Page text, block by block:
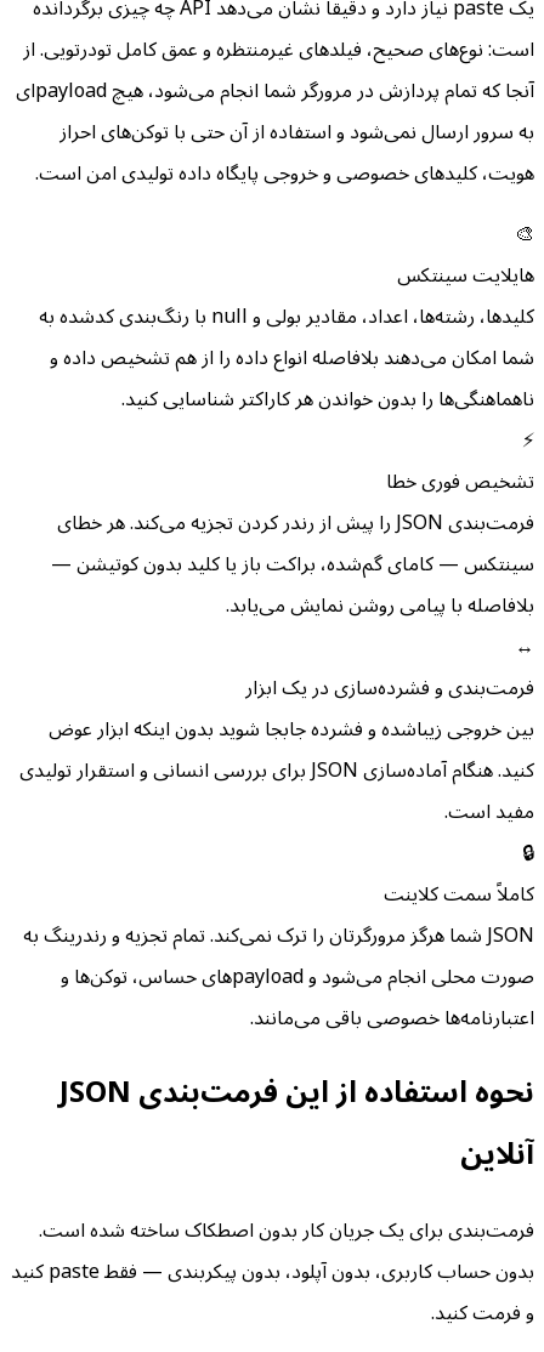
است: نوع‌های صحیح، فیلدهای غیرمنتظره و عمق کامل تودرتویی. از
آنجا که تمام پردازش در مرورگر شما انجام می‌شود، هیچ payload‌ای
به سرور ارسال نمی‌شود و استفاده از آن حتی با توکن‌های احراز
هویت، کلیدهای خصوصی و خروجی پایگاه داده تولیدی امن است.
🎨
هایلایت سینتکس
کلیدها، رشته‌ها، اعداد، مقادیر بولی و null با رنگ‌بندی کدشده به
شما امکان می‌دهند بلافاصله انواع داده را از هم تشخیص داده و
ناهماهنگی‌ها را بدون خواندن هر کاراکتر شناسایی کنید.
⚡
تشخیص فوری خطا
فرمت‌بندی JSON را پیش از رندر کردن تجزیه می‌کند. هر خطای
سینتکس — کامای گم‌شده، براکت باز یا کلید بدون کوتیشن —
بلافاصله با پیامی روشن نمایش می‌یابد.
↔️
فرمت‌بندی و فشرده‌سازی در یک ابزار
بین خروجی زیباشده و فشرده جابجا شوید بدون اینکه ابزار عوض
کنید. هنگام آماده‌سازی JSON برای بررسی انسانی و استقرار تولیدی
مفید است.
🔒
کاملاً سمت کلاینت
JSON شما هرگز مرورگرتان را ترک نمی‌کند. تمام تجزیه و رندرینگ به
صورت محلی انجام می‌شود و payloadهای حساس، توکن‌ها و
اعتبارنامه‌ها خصوصی باقی می‌مانند.
نحوه استفاده از این فرمت‌بندی JSON
آنلاین
فرمت‌بندی برای یک جریان کار بدون اصطکاک ساخته شده است.
بدون حساب کاربری، بدون آپلود، بدون پیکربندی — فقط paste کنید
و فرمت کنید.